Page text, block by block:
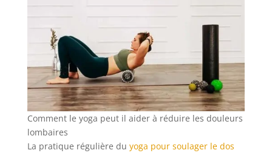
Comment le yoga peut il aider à réduire les douleurs
lombaires
La pratique régulière du yoga pour soulager le dos